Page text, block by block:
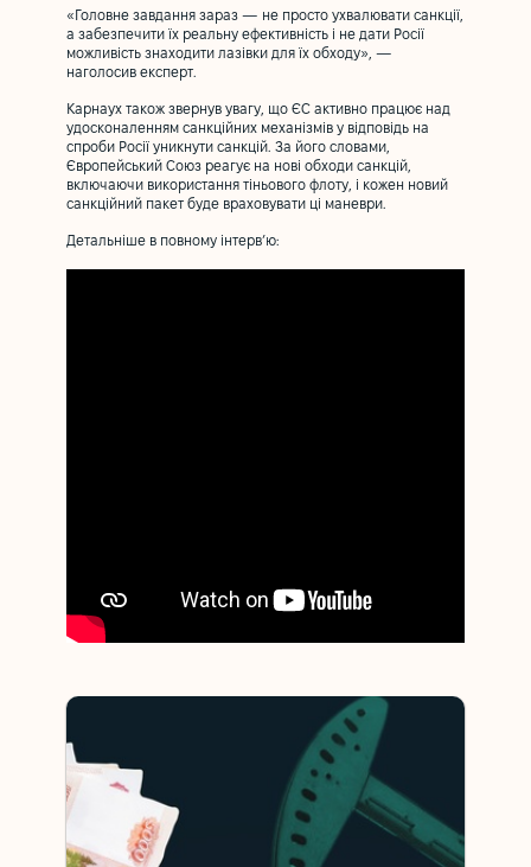
«Головне завдання зараз — не просто ухвалювати санкції,
а забезпечити їх реальну ефективність і не дати Росії
можливість знаходити лазівки для їх обходу», —
наголосив експерт.
Карнаух також звернув увагу, що ЄС активно працює над
удосконаленням санкційних механізмів у відповідь на
спроби Росії уникнути санкцій. За його словами,
Європейський Союз реагує на нові обходи санкцій,
включаючи використання тіньового флоту, і кожен новий
санкційний пакет буде враховувати ці маневри.
Детальніше в повному інтервʼю: